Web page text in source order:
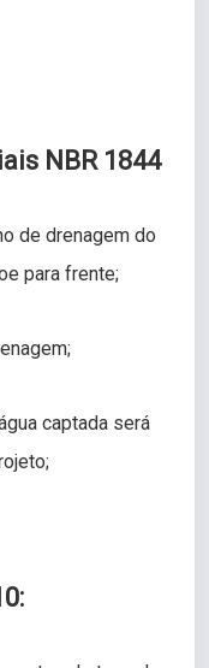
NBR 1844
de drenagem do
para frente;
captada será